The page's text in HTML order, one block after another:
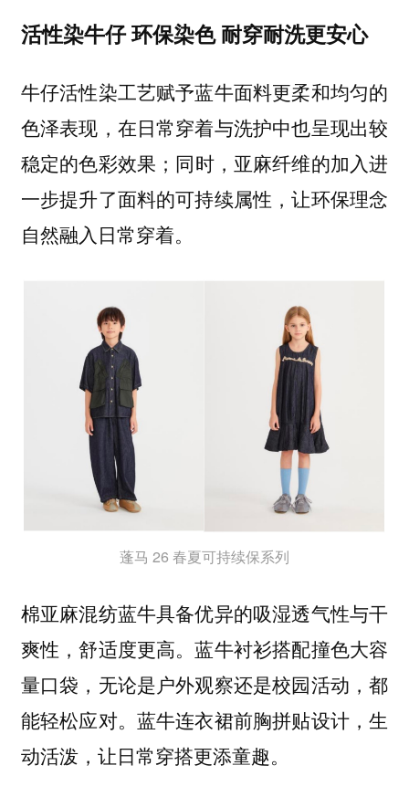
活性染牛仔 环保染色 耐穿耐洗更安心
牛仔活性染工艺赋予蓝牛面料更柔和均匀的
色泽表现，在日常穿着与洗护中也呈现出较
稳定的色彩效果；同时，亚麻纤维的加入进
一步提升了面料的可持续属性，让环保理念
自然融入日常穿着。
蓬马 26 春夏可持续保系列
棉亚麻混纺蓝牛具备优异的吸湿透气性与干
爽性，舒适度更高。蓝牛衬衫搭配撞色大容
量口袋，无论是户外观察还是校园活动，都
能轻松应对。蓝牛连衣裙前胸拼贴设计，生
动活泼，让日常穿搭更添童趣。